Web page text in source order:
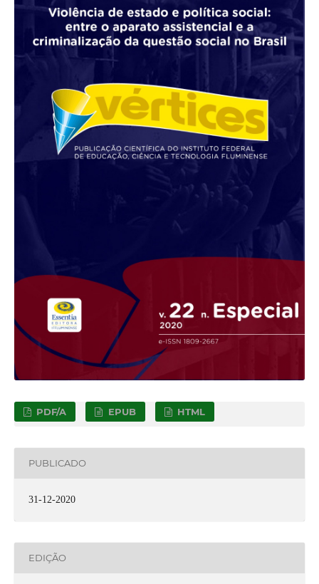
PDF/A EPUB HTML
PUBLICADO
31-12-2020
EDIÇÃO